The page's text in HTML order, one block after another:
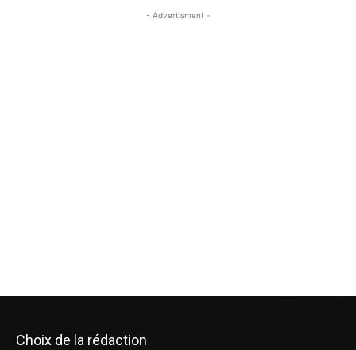
- Advertisment -
Choix de la rédaction